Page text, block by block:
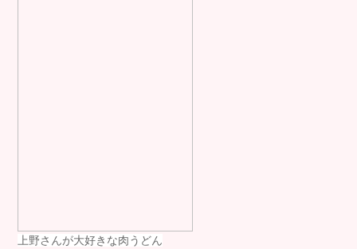
上野さんが大好きな肉うどん